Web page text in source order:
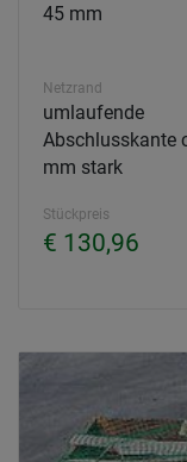
45 mm
Netzrand
umlaufende
Abschlusskante
mm stark
Stückpreis
€ 130,96